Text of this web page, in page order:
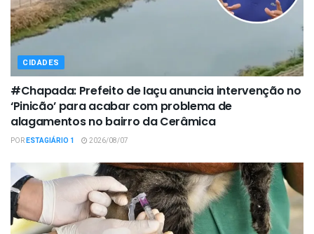
CIDADES
#Chapada: Prefeito de Iaçu anuncia intervenção no
‘Pinicão’ para acabar com problema de
alagamentos no bairro da Cerâmica
PORESTAGIÁRIO 1 2026/08/07